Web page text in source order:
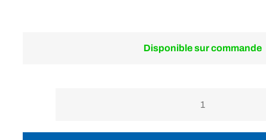
Disponible sur commande
quantité